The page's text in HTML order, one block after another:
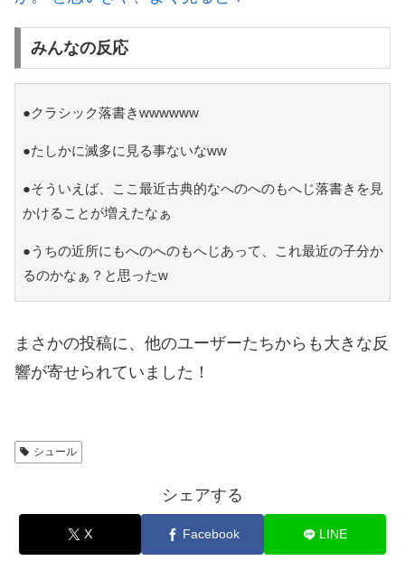
みんなの反応
●クラシック落書きwwwwww
●たしかに滅多に見る事ないなww
●そういえば、ここ最近古典的なへのへのもへじ落書きを見
かけることが増えたなぁ
●うちの近所にもへのへのもへじあって、これ最近の子分か
るのかなぁ？と思ったw
まさかの投稿に、他のユーザーたちからも大きな反
響が寄せられていました！
シュール
シェアする
X Facebook LINE